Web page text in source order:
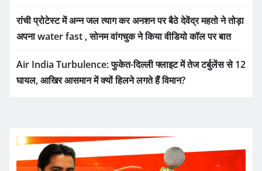
रांची प्रोटेस्ट में अन्न जल त्याग कर अनशन पर बैठे देवेंद्र महतो ने तोड़ा
अपना water fast , सोनम वांगचुक ने किया वीडियो कॉल पर बात
Air India Turbulence: फुकेत-दिल्ली फ्लाइट में तेज टर्बुलेंस से 12
घायल, आखिर आसमान में क्यों हिलने लगते हैं विमान?